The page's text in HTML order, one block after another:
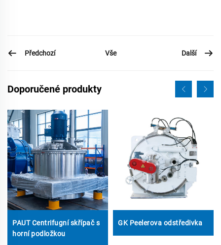
Předchozí Vše Další
Doporučené produkty
PAUT Centrifugní skřípač s
horní podložkou
GK Peelerova odstředivka